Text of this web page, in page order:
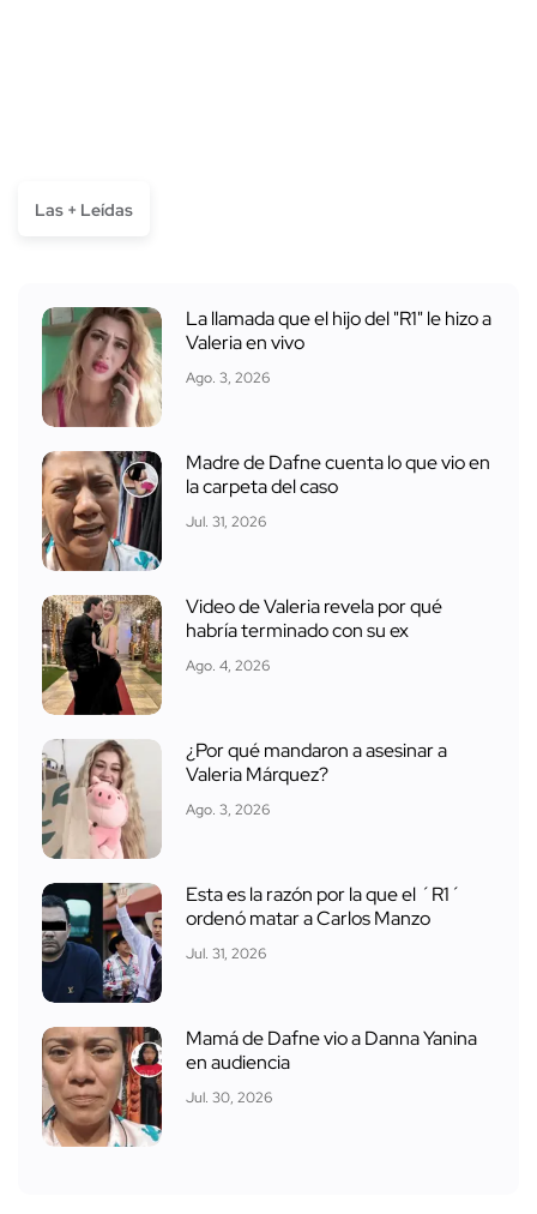
Las + Leídas
La llamada que el hijo del "R1" le hizo a
Valeria en vivo
Ago. 3, 2026
Madre de Dafne cuenta lo que vio en
la carpeta del caso
Jul. 31, 2026
Video de Valeria revela por qué
habría terminado con su ex
Ago. 4, 2026
¿Por qué mandaron a asesinar a
Valeria Márquez?
Ago. 3, 2026
Esta es la razón por la que el ´R1´
ordenó matar a Carlos Manzo
Jul. 31, 2026
Mamá de Dafne vio a Danna Yanina
en audiencia
Jul. 30, 2026